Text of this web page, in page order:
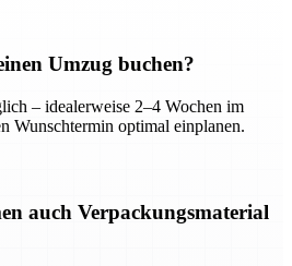
Umzug buchen?
– idealerweise 2–4 Wochen im
Wunschtermin optimal einplanen.
auch Verpackungsmaterial